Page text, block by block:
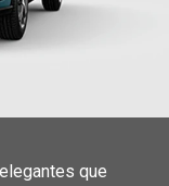
que